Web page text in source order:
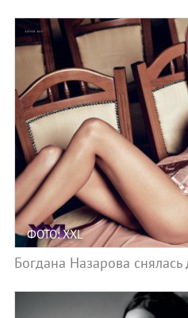
ФОТО: XXL
Богдана Назарова снялась